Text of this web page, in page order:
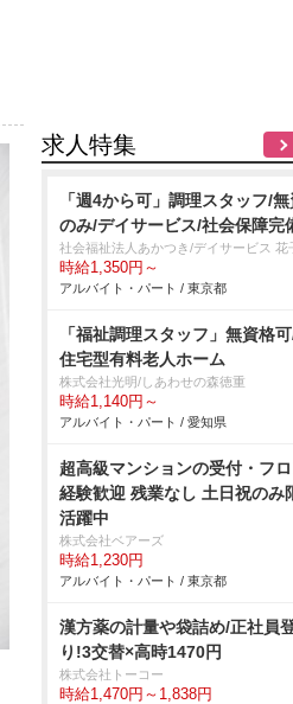
求人特集
「週4から可」調理スタッフ/
のみ/デイサービス/社会保障完
社会福祉法人あかつき/デイサービス 花
時給1,350円～
アルバイト・パート / 東京都
「福祉調理スタッフ」無資格
住宅型有料老人ホーム
株式会社光明/しあわせの森徳重
時給1,140円～
アルバイト・パート / 愛知県
超高級マンションの受付・フ
経験歓迎 残業なし 土日祝のみ
活躍中
株式会社ベアーズ
時給1,230円
アルバイト・パート / 東京都
漢方薬の計量や袋詰め/正社員
り!3交替×高時1470円
株式会社トーコー
時給1,470円～1,838円